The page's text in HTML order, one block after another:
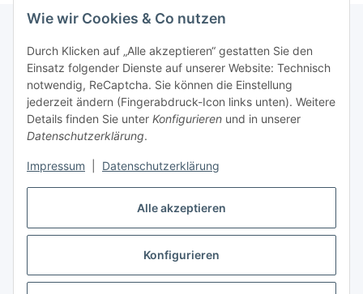
Alle akzeptieren
Konfigurieren
Wie wir Cookies & Co nutzen
Durch Klicken auf „Alle akzeptieren“ gestatten Sie den
Einsatz folgender Dienste auf unserer Website: Technisch
notwendig, ReCaptcha. Sie können die Einstellung
jederzeit ändern (Fingerabdruck-Icon links unten). Weitere
Details finden Sie unter Konfigurieren und in unserer
Datenschutzerklärung.
Impressum Datenschutzerklärung
Schnellkauf
Vertrag widerrufen
* Alle Preise inkl. gesetzlicher USt., zzgl.